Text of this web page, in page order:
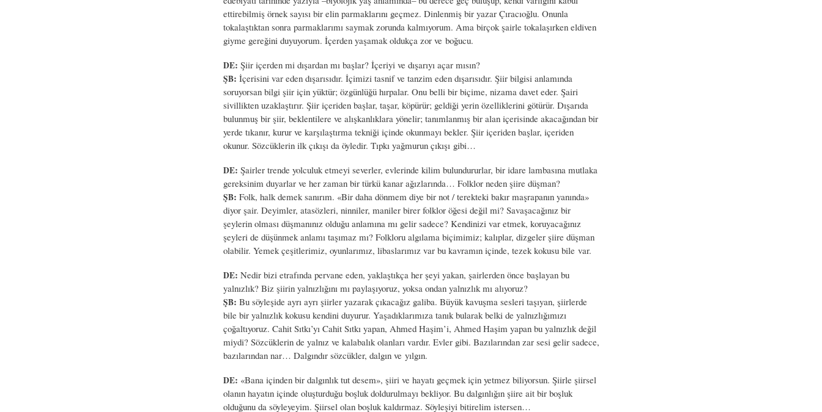
ettirebilmiş örnek sayısı bir elin parmaklarını geçmez. Dinlenmiş bir yazar Çıracıoğlu. Onunla
tokalaştıktan sonra parmaklarımı saymak zorunda kalmıyorum. Ama birçok şairle tokalaşırken eldiven
giyme gereğini duyuyorum. İçerden yaşamak oldukça zor ve boğucu.
DE: Şiir içerden mi dışardan mı başlar? İçeriyi ve dışarıyı açar mısın?
ŞB: İçerisini var eden dışarısıdır. İçimizi tasnif ve tanzim eden dışarısıdır. Şiir bilgisi anlamında
soruyorsan bilgi şiir için yüktür; özgünlüğü hırpalar. Onu belli bir biçime, nizama davet eder. Şairi
sivillikten uzaklaştırır. Şiir içeriden başlar, taşar, köpürür; geldiği yerin özelliklerini götürür. Dışarıda
bulunmuş bir şiir, beklentilere ve alışkanlıklara yönelir; tanımlanmış bir alan içerisinde akacağından bir
yerde tıkanır, kurur ve karşılaştırma tekniği içinde okunmayı bekler. Şiir içeriden başlar, içeriden
okunur. Sözcüklerin ilk çıkışı da öyledir. Tıpkı yağmurun çıkışı gibi…
DE: Şairler trende yolculuk etmeyi severler, evlerinde kilim bulundururlar, bir idare lambasına mutlaka
gereksinim duyarlar ve her zaman bir türkü kanar ağızlarında… Folklor neden şiire düşman?
ŞB: Folk, halk demek sanırım. «Bir daha dönmem diye bir not / terekteki bakır maşrapanın yanında»
diyor şair. Deyimler, atasözleri, ninniler, maniler birer folklor öğesi değil mi? Savaşacağınız bir
şeylerin olması düşmanınız olduğu anlamına mı gelir sadece? Kendinizi var etmek, koruyacağınız
şeyleri de düşünmek anlamı taşımaz mı? Folkloru algılama biçimimiz; kalıplar, dizgeler şiire düşman
olabilir. Yemek çeşitlerimiz, oyunlarımız, libaslarımız var bu kavramın içinde, tezek kokusu bile var.
DE: Nedir bizi etrafında pervane eden, yaklaştıkça her şeyi yakan, şairlerden önce başlayan bu
yalnızlık? Biz şiirin yalnızlığını mı paylaşıyoruz, yoksa ondan yalnızlık mı alıyoruz?
ŞB: Bu söyleşide ayrı ayrı şiirler yazarak çıkacağız galiba. Büyük kavuşma sesleri taşıyan, şiirlerde
bile bir yalnızlık kokusu kendini duyurur. Yaşadıklarımıza tanık bularak belki de yalnızlığımızı
çoğaltıyoruz. Cahit Sıtkı’yı Cahit Sıtkı yapan, Ahmed Haşim’i, Ahmed Haşim yapan bu yalnızlık değil
miydi? Sözcüklerin de yalnız ve kalabalık olanları vardır. Evler gibi. Bazılarından zar sesi gelir sadece,
bazılarından nar… Dalgındır sözcükler, dalgın ve yılgın.
DE: «Bana içinden bir dalgınlık tut desem», şiiri ve hayatı geçmek için yetmez biliyorsun. Şiirle şiirsel
olanın hayatın içinde oluşturduğu boşluk doldurulmayı bekliyor. Bu dalgınlığın şiire ait bir boşluk
olduğunu da söyleyeyim. Şiirsel olan boşluk kaldırmaz. Söyleşiyi bitirelim istersen…